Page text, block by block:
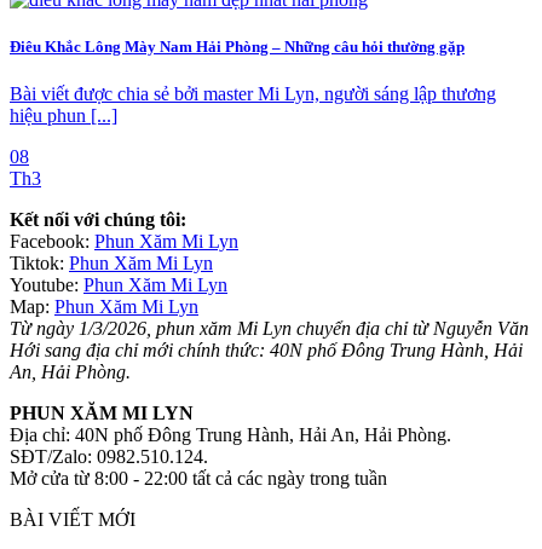
Điêu Khắc Lông Mày Nam Hải Phòng – Những câu hỏi thường gặp
Bài viết được chia sẻ bởi master Mi Lyn, người sáng lập thương
hiệu phun [...]
08
Th3
Kết nối với chúng tôi:
Facebook: Phun Xăm Mi Lyn
Tiktok: Phun Xăm Mi Lyn
Youtube: Phun Xăm Mi Lyn
Map: Phun Xăm Mi Lyn
Từ ngày 1/3/2026, phun xăm Mi Lyn chuyển địa chỉ từ Nguyễn Văn
Hới sang địa chỉ mới chính thức: 40N phố Đông Trung Hành, Hải
An, Hải Phòng.
PHUN XĂM MI LYN
Địa chỉ: 40N phố Đông Trung Hành, Hải An, Hải Phòng.
SĐT/Zalo: 0982.510.124.
Mở cửa từ 8:00 - 22:00 tất cả các ngày trong tuần
BÀI VIẾT MỚI